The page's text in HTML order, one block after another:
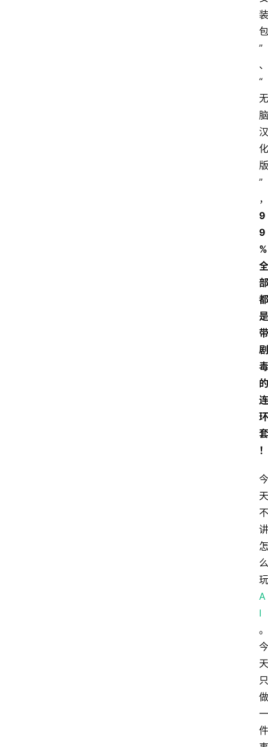
装
包
”
、
“
无
脑
汉
化
版
”
，
9
9
%
全
部
都
是
带
剧
毒
的
连
环
套
！
今
天
不
讲
怎
么
A
I
。
今
天
只
做
一
件